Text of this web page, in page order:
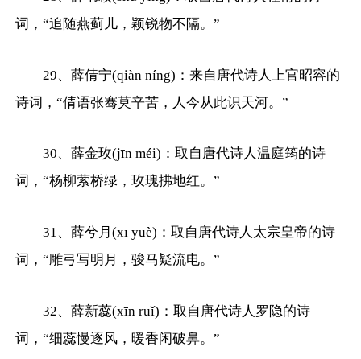
词，“追随燕蓟儿，颖锐物不隔。”
29、薛倩宁(qiàn níng)：来自唐代诗人上官昭容的
诗词，“倩语张骞莫辛苦，人今从此识天河。”
30、薛金玫(jīn méi)：取自唐代诗人温庭筠的诗
词，“杨柳萦桥绿，玫瑰拂地红。”
31、薛兮月(xī yuè)：取自唐代诗人太宗皇帝的诗
词，“雕弓写明月，骏马疑流电。”
32、薛新蕊(xīn ruǐ)：取自唐代诗人罗隐的诗
词，“细蕊慢逐风，暖香闲破鼻。”